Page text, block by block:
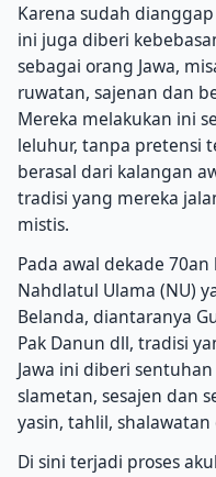
Karena sudah
ini juga diberi
sebagai orang Jawa,
ruwatan, sajenan dan
Mereka melakukan ini
leluhur, tanpa pretensi
berasal dari kalangan
tradisi yang mereka
mistis.
Pada awal dekade
Nahdlatul Ulama (NU)
Belanda, diantaranya
Pak Danun dll, tradisi
Jawa ini diberi
slametan, sesajen dan
yasin, tahlil, shalawatan
Di sini terjadi proses